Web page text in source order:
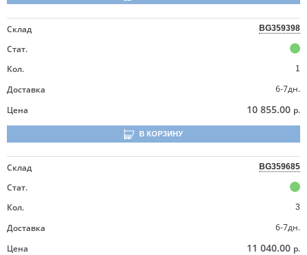
Склад BG359398
Стат.
Кол.
1
Доставка
6-7дн.
Цена
10 855.00 р.
В КОРЗИНУ
Склад BG359685
Стат.
Кол.
3
Доставка
6-7дн.
Цена
11 040.00 р.